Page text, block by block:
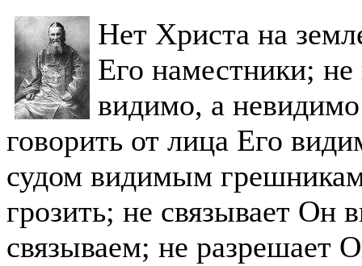
Нет Христа на
Его наместники;
видимо, а
говорить от лица Его
судом видимым
грозить; не связывает Он
связываем; не разрешает